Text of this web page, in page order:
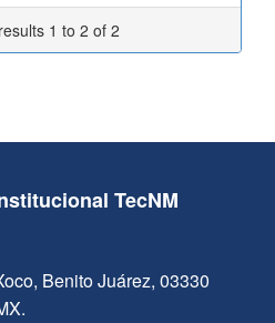
1 to 2 of 2
TecNM
Benito Juárez, 03330